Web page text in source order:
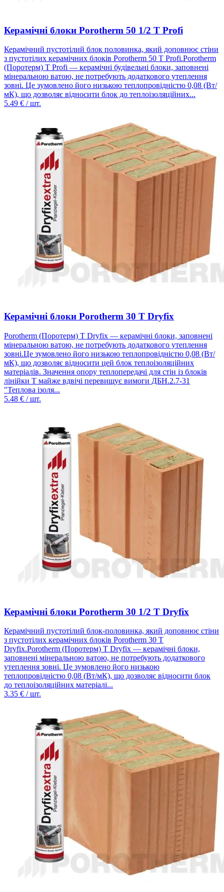
Керамічні блоки Porotherm 50 1/2 T Profi
Керамічний пустотілий блок половинка, який доповнює стіни
з пустотілих керамічних блоків Porotherm 50 Т Profi.Porotherm
(Поротерм) T Profi — керамічні будівельні блоки, заповнені
мінеральною ватою, не потребують додаткового утеплення
зовні. Це зумовлено його низькою теплопровідністю 0,08 (Вт/
мК), що дозволяє відносити блок до теплоізоляційних...
5.49 € / шт.
Керамічні блоки Porotherm 30 T Dryfix
Porotherm (Поротерм) T Dryfix — керамічні блоки, заповнені
мінеральною ватою, не потребують додаткового утеплення
зовні.Це зумовлено його низькою теплопровідністю 0,08 (Вт/
мК), що дозволяє відносити цей блок теплоізоляційних
матеріалів. Значення опору теплопередачі для стін із блоків
лінійки Т майже вдвічі перевищує вимоги ДБН.2.7-31
"Теплова ізоля...
5.48 € / шт.
Керамічні блоки Porotherm 30 1/2 T Dryfix
Керамічний пустотілий блок-половинка, який доповнює стіни
з пустотілих керамічних блоків Porotherm 30 T
Dryfix.Porotherm (Поротерм) T Dryfix — керамічні блоки,
заповнені мінеральною ватою, не потребують додаткового
утеплення зовні. Це зумовлено його низькою
теплопровідністю 0,08 (Вт/мК), що дозволяє відносити блок
до теплоізоляційних матеріалі...
3.35 € / шт.